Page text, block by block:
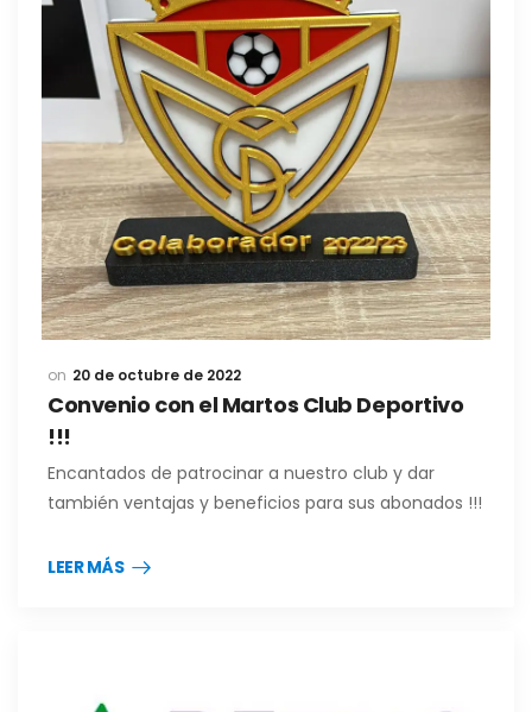
20 de octubre de 2022
Convenio con el Martos Club Deportivo
!!!
Encantados de patrocinar a nuestro club y dar
también ventajas y beneficios para sus abonados !!!
LEER MÁS